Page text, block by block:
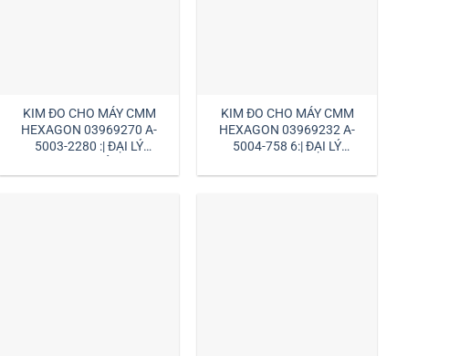
KIM ĐO CHO MÁY CMM
HEXAGON 03969270 A-
5003-2280 :| ĐẠI LÝ
KIM ĐO CHO MÁY CMM
HEXAGON 03969232 A-
5004-758 6:| ĐẠI LÝ